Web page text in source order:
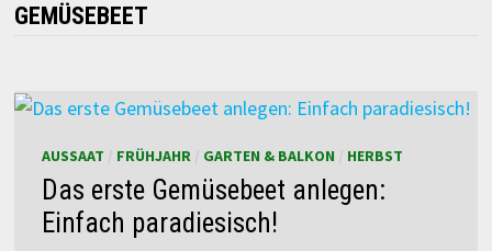
GEMÜSEBEET
AUSSAAT FRÜHJAHR/ GARTEN & BALKON HERBST
Das erste Gemüsebeet anlegen:
Einfach paradiesisch!